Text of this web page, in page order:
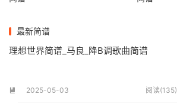
最新简谱
理想世界简谱_马良_降B调歌曲简谱
 2025-05-03 阅读(135)